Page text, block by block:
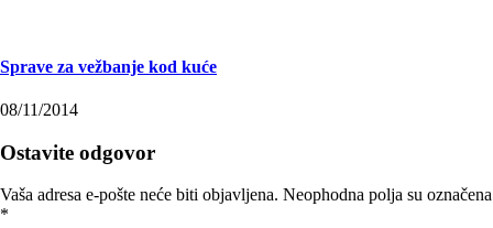
Sprave za vežbanje kod kuće
08/11/2014
Ostavite odgovor
Vaša adresa e-pošte neće biti objavljena. Neophodna polja su označena
*